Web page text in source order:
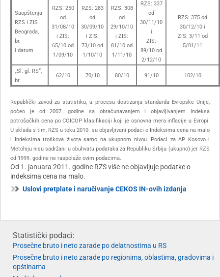
Saopštenja
RZS i ZIS
Beograda,
br.
i datum
RZS: 250
od
31/08/10
i ZIS:
65/10 od
1/09/10
RZS: 283
od
30/09/10
i ZIS:
73/10 od
1/10/10
RZS: 308
od
29/10/10
i ZIS:
81/10 od
1/11/10
RZS: 337
od
30/11/10
i
ZIS:
89/10 od
2/12/10
RZS: 375 od
30/12/10 i
ZIS: 3/11 od
5/01/11
„Sl. gl. RS“,
br.
62/10 70/10 80/10 91/10 102/10
Republički zavod za statistiku, u procesu dostizanja standarda Evropske Unije,
počeo je od 2007. godine sa obračunavanjem i objavljivanjem Indeksa
potrošačkih cena po COICOP klasifikaciji koji je osnovna mera inflacije u Evropi.
U skladu s tim, RZS u toku 2010. su objavljivani podaci o Indeksima cena na malo
i Indeksima troškova života samo na ukupnom nivou. Podaci za AP Kosovo i
Metohiju nisu sadržani u obuhvatu podataka za Republiku Srbiju (ukupno) jer RZS
od 1999. godine ne raspolaže ovim podacima.
Od 1. januara 2011. godine RZS više ne objavljuje podatke o
indeksima cena na malo.
Uslovi pretplate i naručivanje CEKOS IN-ovih izdanja
Statistički podaci:
Prosečne bruto i neto zarade po delatnostima u RS
Prosečne bruto i neto zarade po regionima, oblastima, gradovima i
opštinama